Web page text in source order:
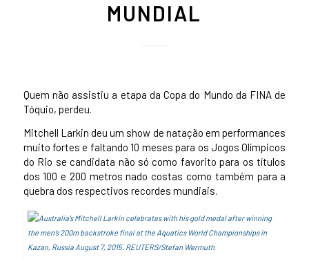
MUNDIAL
Quem não assistiu a etapa da Copa do Mundo da FINA de
Tóquio, perdeu.
Mitchell Larkin deu um show de natação em performances
muito fortes e faltando 10 meses para os Jogos Olímpicos
do Rio se candidata não só como favorito para os títulos
dos 100 e 200 metros nado costas como também para a
quebra dos respectivos recordes mundiais.